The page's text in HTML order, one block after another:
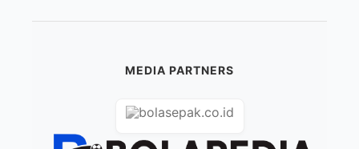
MEDIA PARTNERS